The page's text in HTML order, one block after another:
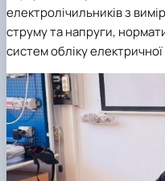
електролічильників з
струму та напруги,
систем обліку електричної